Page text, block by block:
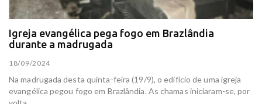
Igreja evangélica pega fogo em Brazlândia
durante a madrugada
18/09/2024
Na madrugada desta quinta-feira (19/9), o edifício de uma igreja
evangélica pegou fogo em Brazlândia. As chamas iniciaram-se, por